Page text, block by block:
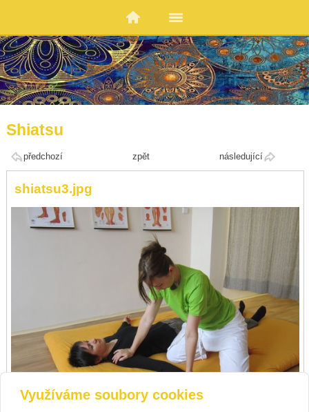
Shiatsu
předchozí následující
zpět
shiatsu3.jpg
Využíváme soubory cookies